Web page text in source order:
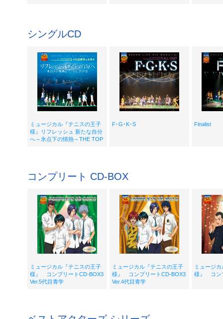
シングルCD
ミュージカル『テニスの王子
様』リフレッシュ 新たな自分
へ～氷点下の情熱～THE TOP
F･G･K･S Finalist
コンプリート CD-BOX
ミュージカル『テニスの王子
様』 コンプリートCD-BOX3
Ver.5代目青学
ミュージカル『テニスの王子
様』 コンプリートCD-BOX3
Ver.4代目青学
ミュージ
様』 コン